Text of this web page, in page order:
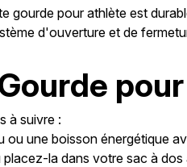
gourde pour athlète est
d'ouverture et de
à suivre :
une boisson énergétique
la dans votre sac à